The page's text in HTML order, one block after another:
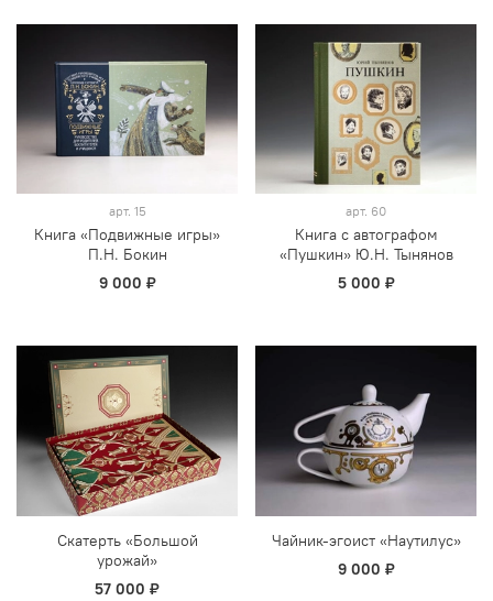
арт. 15
Книга «Подвижные игры»
П.Н. Бокин
9 000 ₽
арт. 60
Книга с автографом
«Пушкин» Ю.Н. Тынянов
5 000 ₽
Скатерть «Большой
урожай»
57 000 ₽
Чайник-эгоист «Наутилус»
9 000 ₽